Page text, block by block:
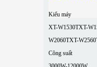
Kiểu máy
XT-W1530TXT-
W2060TXT-
Công suất